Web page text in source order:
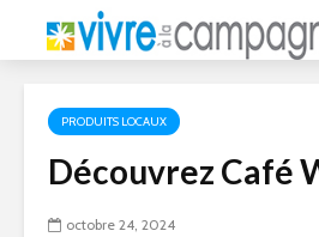
PRODUITS LOCAUX
Découvrez Café
octobre 24, 2024